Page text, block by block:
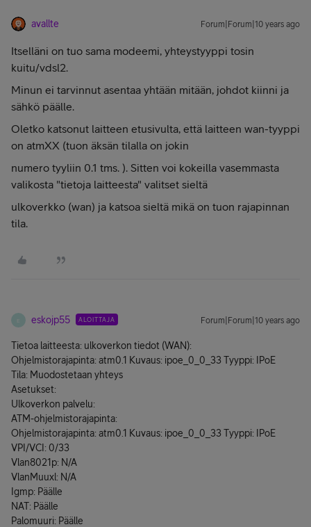
avallte Forum|Forum|10 years ago
Itselläni on tuo sama modeemi, yhteystyyppi tosin
kuitu/vdsl2.
Minun ei tarvinnut asentaa yhtään mitään, johdot kiinni ja
sähkö päälle.
Oletko katsonut laitteen etusivulta, että laitteen wan-tyyppi
on atmXX (tuon äksän tilalla on jokin
numero tyyliin 0.1 tms. ). Sitten voi kokeilla vasemmasta
valikosta "tietoja laitteesta" valitset sieltä
ulkoverkko (wan) ja katsoa sieltä mikä on tuon rajapinnan
tila.
eskojp55 ALOITTAJA Forum|Forum|10 years ago
Tietoa laitteesta: ulkoverkon tiedot (WAN):
Ohjelmistorajapinta: atm0.1 Kuvaus: ipoe_0_0_33 Tyyppi: IPoE
Tila: Muodostetaan yhteys
Asetukset:
Ulkoverkon palvelu:
ATM-ohjelmistorajapinta:
Ohjelmistorajapinta: atm0.1 Kuvaus: ipoe_0_0_33 Tyyppi: IPoE
VPI/VCI: 0/33
Vlan8021p: N/A
VlanMuuxl: N/A
Igmp: Päälle
NAT: Päälle
Palomuuri: Päälle